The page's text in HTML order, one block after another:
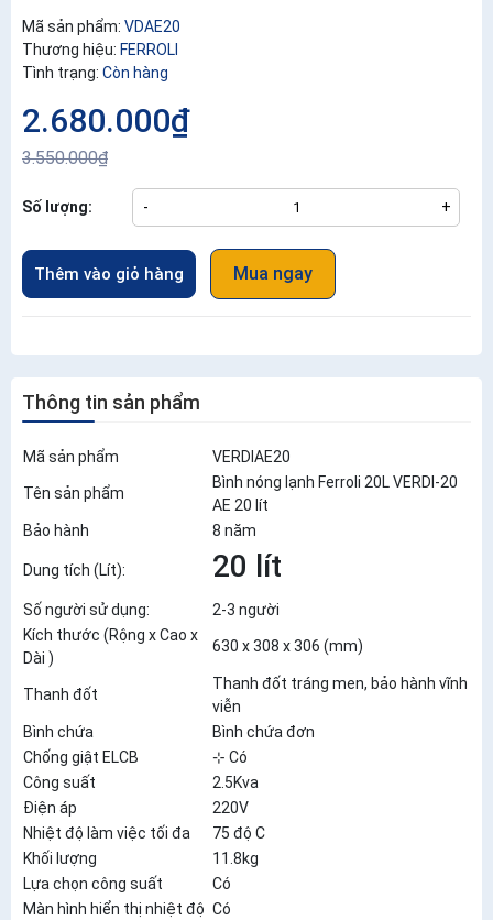
Mã sản phẩm: VDAE20
Thương hiệu: FERROLI
Tình trạng: Còn hàng
2.680.000₫
3.550.000₫
Số lượng: - +
Thêm vào giỏ hàng Mua ngay
Thông tin sản phẩm
Mã sản phẩm VERDIAE20
Tên sản phẩm
Bình nóng lạnh Ferroli 20L VERDI-20
AE 20 lít
Bảo hành
8 năm
Dung tích (Lít): 20 lít
Số người sử dụng:
2-3 người
Kích thước (Rộng x Cao x
Dài )
630 x 308 x 306 (mm)
Thanh đốt
Thanh đốt tráng men, bảo hành vĩnh
viễn
Bình chứa
Bình chứa đơn
Chống giật ELCB
⊹ Có
Công suất
2.5Kva
Điện áp
220V
Nhiệt độ làm việc tối đa
75 độ C
Khối lượng
11.8kg
Lựa chọn công suất
Có
Màn hình hiển thị nhiệt độ Có